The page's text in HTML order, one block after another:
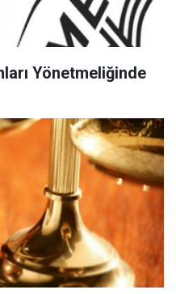
Yönetmeliğinde